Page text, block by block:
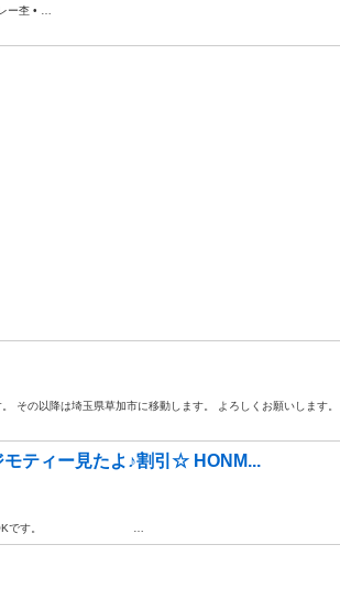
ー杢 • …
その以降は埼玉県草加市に移動します。 よろしくお願いします。
ティー見たよ♪割引☆ HONM...
もOKです。 …